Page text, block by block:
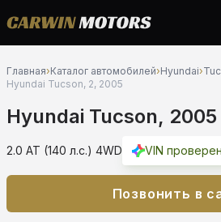
Главная›Каталог автомобилей›Hyundai›
Hyundai Tucson, 2, 2005
Hyundai Tucson, 2005
2.0 AT (140 л.с.) 4WD VIN
Позвонить в